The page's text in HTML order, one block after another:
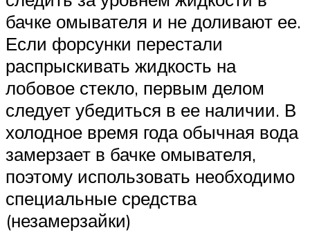
бачке омывателя и не доливают ее.
Если форсунки перестали
распрыскивать жидкость на
лобовое стекло, первым делом
следует убедиться в ее наличии. В
холодное время года обычная вода
замерзает в бачке омывателя,
поэтому использовать необходимо
специальные средства
(незамерзайки)